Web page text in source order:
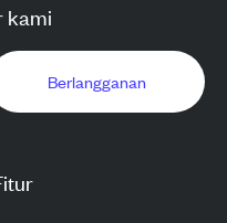
kami
Berlangganan